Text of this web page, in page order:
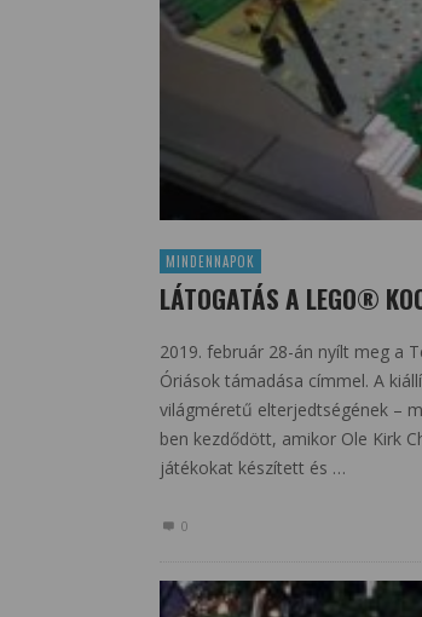
MINDENNAPOK
LÁTOGATÁS A LEGO®
2019. február 28-án nyílt meg a
Óriások támadása címmel. A
világméretű elterjedtségének –
ben kezdődött, amikor Ole Kirk
játékokat készített és …
0